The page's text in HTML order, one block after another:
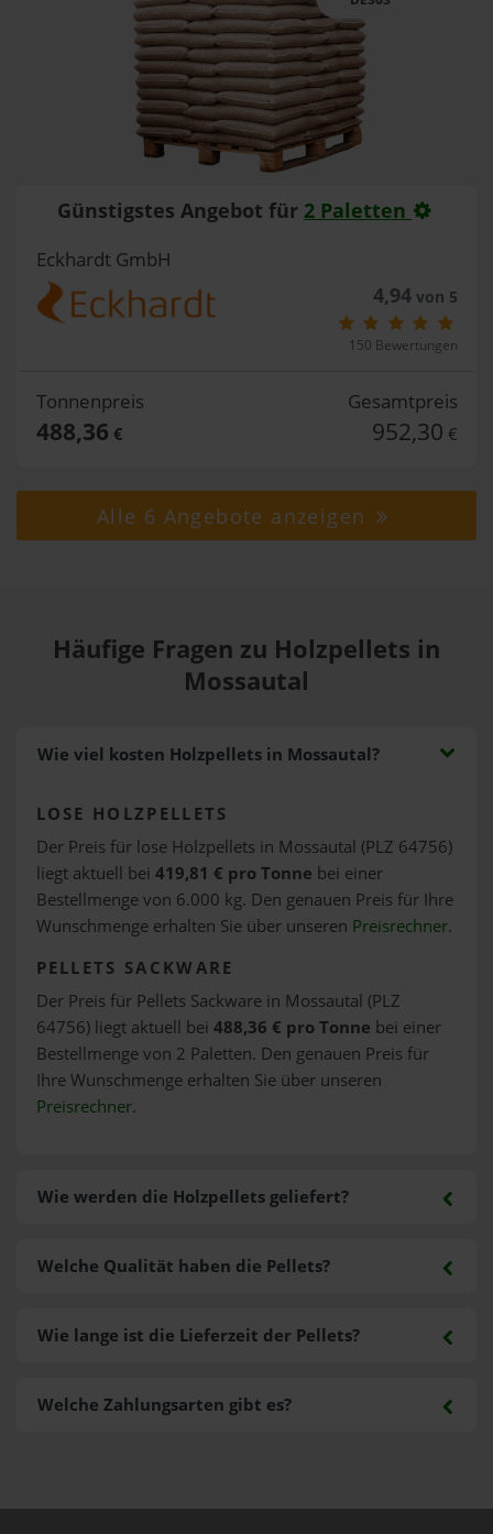
Günstigstes Angebot für 2 Paletten
Eckhardt GmbH
4,94von 5
150 Bewertungen
Tonnenpreis
488,36 €
Gesamtpreis
952,30 €
Alle 6 Angebote anzeigen
Häufige Fragen zu Holzpellets in
Mossautal
Wie viel kosten Holzpellets in Mossautal?
LOSE HOLZPELLETS
Der Preis für lose Holzpellets in Mossautal (PLZ 64756)
liegt aktuell bei 419,81 € pro Tonne bei einer
Bestellmenge von 6.000 kg. Den genauen Preis für Ihre
Wunschmenge erhalten Sie über unseren Preisrechner.
PELLETS SACKWARE
Der Preis für Pellets Sackware in Mossautal (PLZ
64756) liegt aktuell bei 488,36 € pro Tonne bei einer
Bestellmenge von 2 Paletten. Den genauen Preis für
Ihre Wunschmenge erhalten Sie über unseren
Preisrechner.
Wie werden die Holzpellets geliefert?
Welche Zahlungsarten gibt es?
Welche Qualität haben die Pellets?
Wie lange ist die Lieferzeit der Pellets?